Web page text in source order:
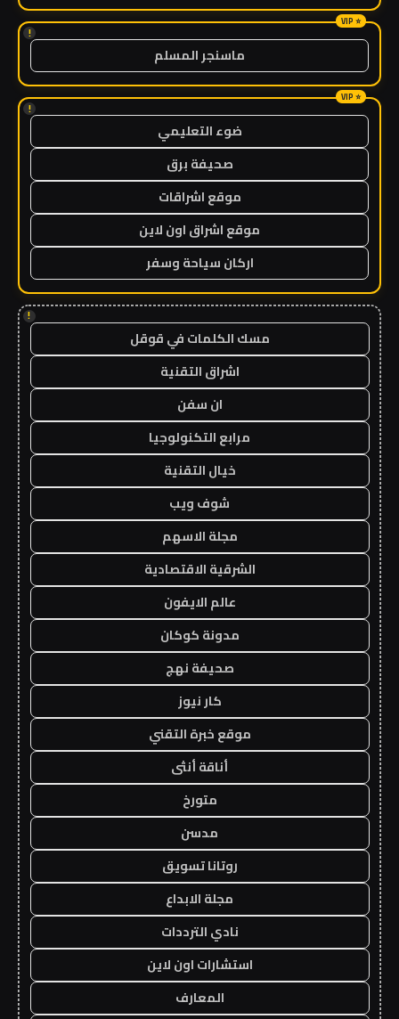
!
ماسنجر المسلم
!
ضوء التعليمي
صحيفة برق
موقع اشراقات
موقع اشراق اون لاين
اركان سياحة وسفر
!
مسك الكلمات في قوقل
اشراق التقنية
ان سفن
مرابع التكنولوجيا
خيال التقنية
شوف ويب
مجلة الاسهم
الشرقية الاقتصادية
عالم الايفون
مدونة كوكان
صحيفة نهج
كار نيوز
موقع خبرة التقني
أناقة أنثى
متورخ
مدسن
روتانا تسويق
مجلة الابداع
نادي الترددات
استشارات اون لاين
المعارف